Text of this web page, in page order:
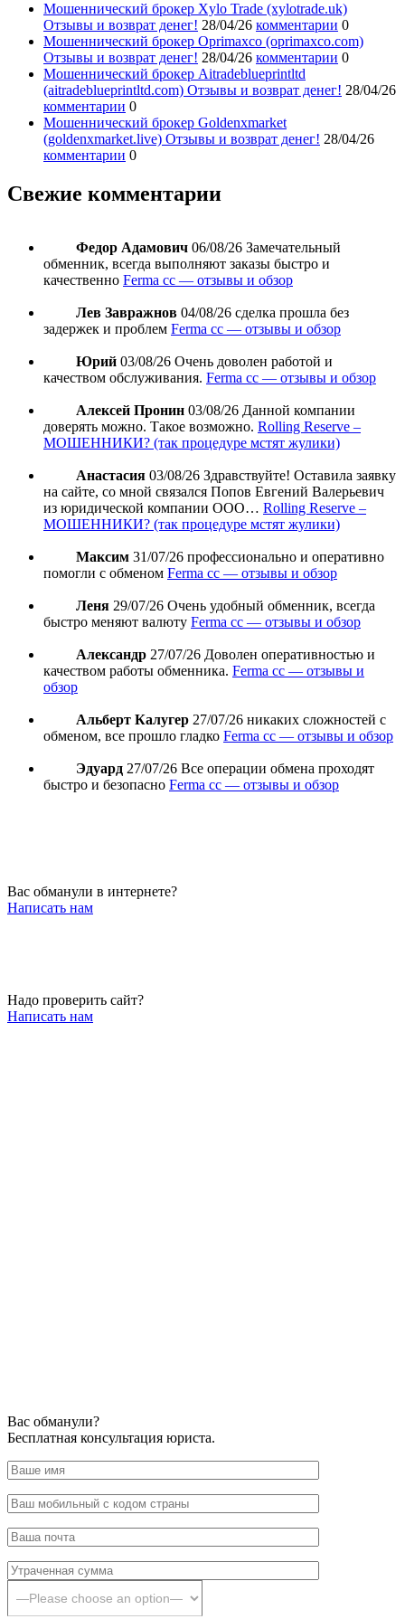
Мошеннический брокер Xylo Trade (xylotrade.uk)
Отзывы и возврат денег! 28/04/26 комментарии 0
Мошеннический брокер Oprimaxco (oprimaxco.com)
Отзывы и возврат денег! 28/04/26 комментарии 0
Мошеннический брокер Aitradeblueprintltd
(aitradeblueprintltd.com) Отзывы и возврат денег! 28/04/26
комментарии 0
Мошеннический брокер Goldenxmarket
(goldenxmarket.live) Отзывы и возврат денег! 28/04/26
комментарии 0
Свежие комментарии
Федор Адамович 06/08/26 Замечательный
обменник, всегда выполняют заказы быстро и
качественно Ferma cc — отзывы и обзор
Лев Завражнов 04/08/26 сделка прошла без
задержек и проблем Ferma cc — отзывы и обзор
Юрий 03/08/26 Очень доволен работой и
качеством обслуживания. Ferma cc — отзывы и обзор
Алексей Пронин 03/08/26 Данной компании
доверять можно. Такое возможно. Rolling Reserve –
МОШЕННИКИ? (так процедуре мстят жулики)
Анастасия 03/08/26 Здравствуйте! Оставила заявку
на сайте, со мной связался Попов Евгений Валерьевич
из юридической компании ООО… Rolling Reserve –
МОШЕННИКИ? (так процедуре мстят жулики)
Максим 31/07/26 профессионально и оперативно
помогли с обменом Ferma cc — отзывы и обзор
Леня 29/07/26 Очень удобный обменник, всегда
быстро меняют валюту Ferma cc — отзывы и обзор
Александр 27/07/26 Доволен оперативностью и
качеством работы обменника. Ferma cc — отзывы и
обзор
Альберт Калугер 27/07/26 никаких сложностей с
обменом, все прошло гладко Ferma cc — отзывы и обзор
Эдуард 27/07/26 Все операции обмена проходят
быстро и безопасно Ferma cc — отзывы и обзор
Вас обманули в интернете?
Написать нам
Надо проверить сайт?
Написать нам
Вас обманули?
Бесплатная консультация юриста.